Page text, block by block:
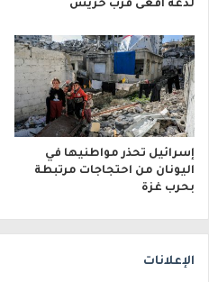
لدغة أفعى قرب حريش
إسرائيل تحذر مواطنيها في
اليونان من احتجاجات مرتبطة
بحرب غزة
الإعلانات